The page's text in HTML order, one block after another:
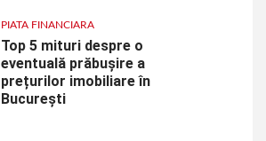
PIATA FINANCIARA
Top 5 mituri despre o
eventuală prăbușire a
prețurilor imobiliare în
București